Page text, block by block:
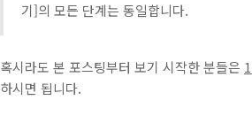
기]의 모든 단계는 동일합니다.
혹시라도 본 포스팅부터 보기 시작한 분들은
하시면 됩니다.